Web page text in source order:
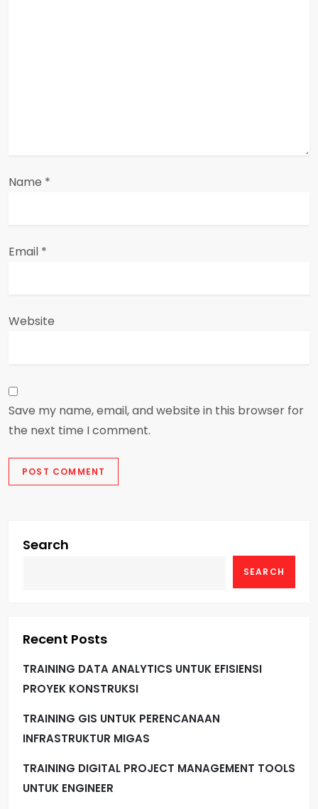
Name *
Email *
Website
Save my name, email, and website in this browser for
the next time I comment.
Search
SEARCH
Recent Posts
TRAINING DATA ANALYTICS UNTUK EFISIENSI
PROYEK KONSTRUKSI
TRAINING GIS UNTUK PERENCANAAN
INFRASTRUKTUR MIGAS
TRAINING DIGITAL PROJECT MANAGEMENT TOOLS
UNTUK ENGINEER